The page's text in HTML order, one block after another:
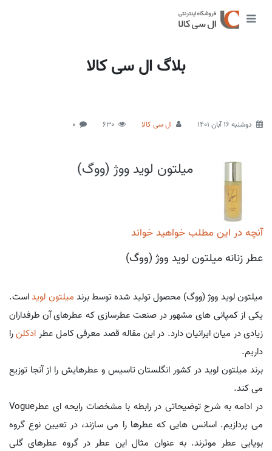
بلاگ ال سی کالا
دوشنبه 16 آبان 1401 ال سی کالا 630
0
میلتون لوید ووژ (ووگ)
آنچه در این مطلب خواهید خواند
عطر زنانه میلتون لوید ووژ (ووگ)
میلتون لوید ووژ (ووگ) محصول تولید شده توسط برند میلتون لویداست.
یکی از کمپانی های مشهور در صنعت عطرسازی که عطرهای آن طرفداران
زیادی در میان ایرانیان دارد. در این مقاله قصد معرفی کامل عطر ادکلنرا
داریم.
برند میلتون لوید در کشور انگلستان تاسیس و عطرهایش را از آنجا توزیع
می کند.
در ادامه به شرح توضیحاتی در رابطه با مشخصات رایحه ای عطرVogue
می پردازیم. اسانس هایی که عطرها را می سازند، در تعیین نوع گروه
بویایی عطر موثرند. به عنوان مثال این عطر در گروه عطرهای گلی